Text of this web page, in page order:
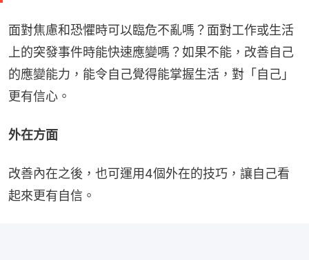
面對焦慮和恐懼時可以臨危不亂嗎？面對工作或生活
上的突發事件時能快速應變嗎？如果不能，改善自己
的應變能力，能令自己覺得能掌握生活，對「自己」
更有信心。
外在方面
改善內在之後，也可運用4個外在的技巧，讓自己看
起來更有自信。